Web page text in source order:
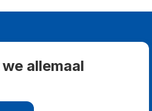
allemaal